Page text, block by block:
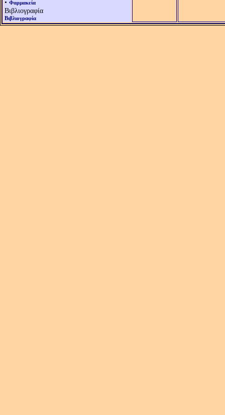
• Φαρμακεία
Βιβλιογραφία
Βιβλιογραφία